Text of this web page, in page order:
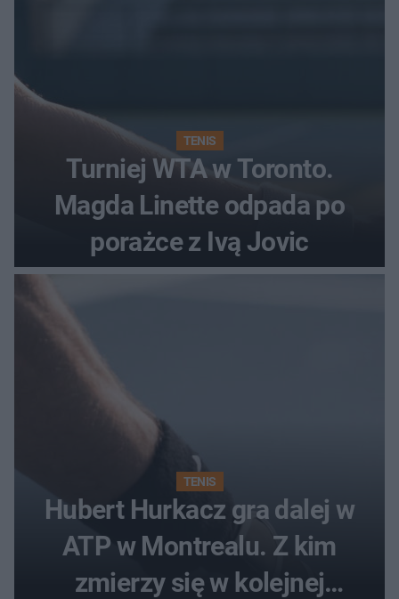
TENIS
Turniej WTA w Toronto.
Magda Linette odpada po
porażce z Ivą Jovic
TENIS
Hubert Hurkacz gra dalej w
ATP w Montrealu. Z kim
zmierzy się w kolejnej